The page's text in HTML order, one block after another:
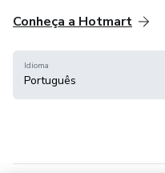
Conheça a Hotmart
Idioma
Português